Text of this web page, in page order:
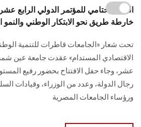
البيان الختامي للمؤتمر الدولي
خارطة طريق نحو الابتكار الوطني والنمو
تحت شعار «الجامعات قاطرات للتنمية
الاقتصادي المستدام» عقدت جامعة عين
عشر، وجاء حفل الافتتاح بحضور رفيع
رجال الدولة، وعدد من الوزراء، وقيادات
ورؤساء الجامعات المصرية